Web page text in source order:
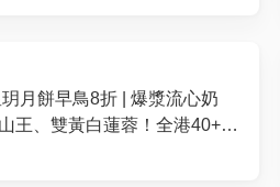
小童門票 $350 + 5%手續費 (
月餅早鳥8折 | 爆漿流心奶
王、雙黃白蓮蓉！全港40+換